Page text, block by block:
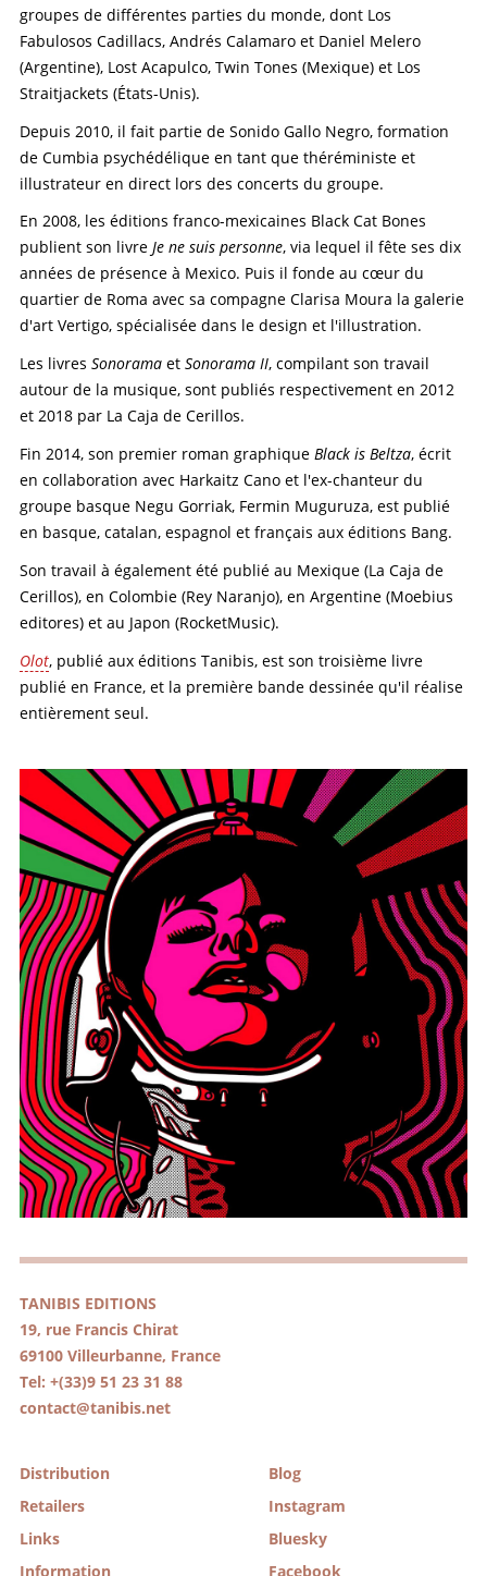
groupes de différentes parties du monde, dont Los
Fabulosos Cadillacs, Andrés Calamaro et Daniel Melero
(Argentine), Lost Acapulco, Twin Tones (Mexique) et Los
Straitjackets (États-Unis).
Depuis 2010, il fait partie de Sonido Gallo Negro, formation
de Cumbia psychédélique en tant que théréministe et
illustrateur en direct lors des concerts du groupe.
En 2008, les éditions franco-mexicaines Black Cat Bones
publient son livreJe ne suis personne, via lequel il fête ses dix
années de présence à Mexico. Puis il fonde au cœur du
quartier de Roma avec sa compagne Clarisa Moura la galerie
d'art Vertigo, spécialisée dans le design et l'illustration.
Les livresSonorama etSonorama II, compilant son travail
autour de la musique, sont publiés respectivement en 2012
et 2018 par La Caja de Cerillos.
Fin 2014, son premier roman graphiqueBlack is Beltza, écrit
en collaboration avec Harkaitz Cano et l'ex-chanteur du
groupe basque Negu Gorriak, Fermin Muguruza, est publié
en basque, catalan, espagnol et français aux éditions Bang.
Son travail à également été publié au Mexique (La Caja de
Cerillos), en Colombie (Rey Naranjo), en Argentine (Moebius
editores) et au Japon (RocketMusic).
Olot, publié aux éditions Tanibis, est son troisième livre
publié en France, et la première bande dessinée qu'il réalise
entièrement seul.
TANIBIS EDITIONS
19, rue Francis Chirat
69100 Villeurbanne, France
Tel: +(33)9 51 23 31 88
contact@tanibis.net
Distribution
Retailers
Links
Information
Blog
Instagram
Bluesky
Facebook